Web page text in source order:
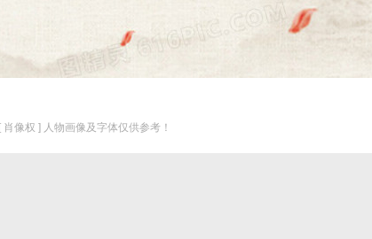
像权 ] 人物画像及字体仅供参考！